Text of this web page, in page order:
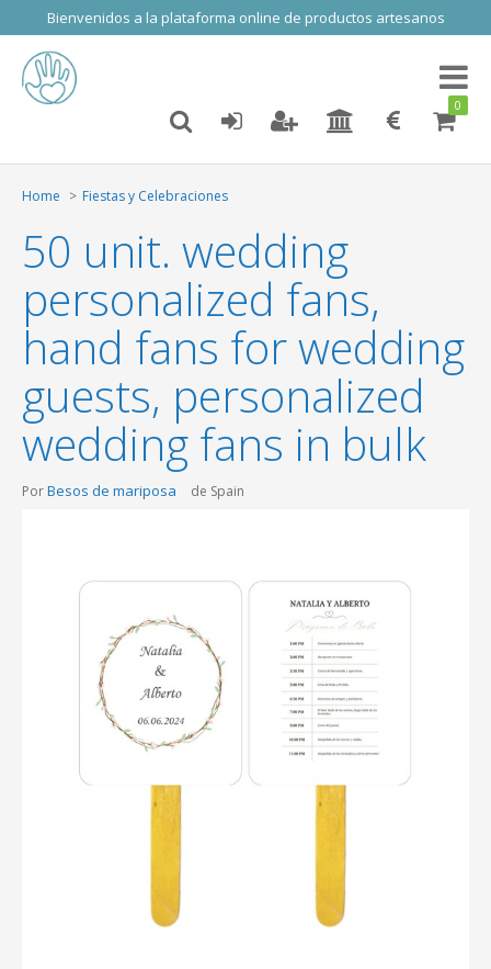
Bienvenidos a la plataforma online de productos artesanos
Toggle
0
Home Fiestas y Celebraciones
50 unit. wedding
personalized fans,
hand fans for wedding
guests, personalized
wedding fans in bulk
PorBesos de mariposa de Spain